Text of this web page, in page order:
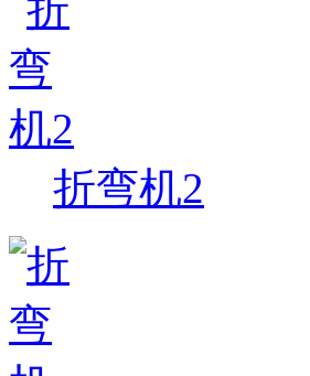
折弯机2